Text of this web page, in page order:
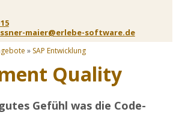
maier@erlebe-software.de
» SAP Entwicklung
Quality
Gefühl was die Code-